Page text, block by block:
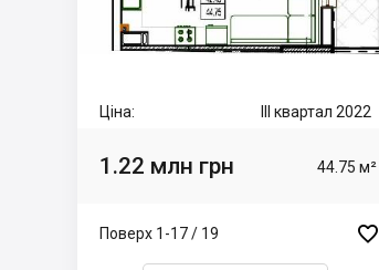
Ціна: III квартал 2022
1.22 млн грн 44.75 м²
Поверх 1-17 / 19 